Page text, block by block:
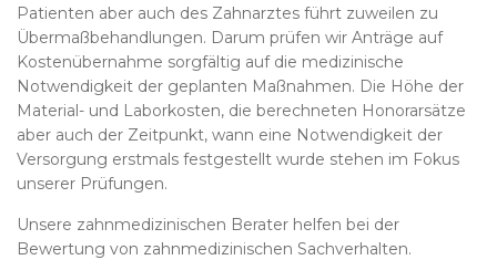
Patienten aber auch des Zahnarztes führt zuweilen zu
Übermaßbehandlungen. Darum prüfen wir Anträge auf
Kostenübernahme sorgfältig auf die medizinische
Notwendigkeit der geplanten Maßnahmen. Die Höhe der
Material- und Laborkosten, die berechneten Honorarsätze
aber auch der Zeitpunkt, wann eine Notwendigkeit der
Versorgung erstmals festgestellt wurde stehen im Fokus
unserer Prüfungen.
Unsere zahnmedizinischen Berater helfen bei der
Bewertung von zahnmedizinischen Sachverhalten.